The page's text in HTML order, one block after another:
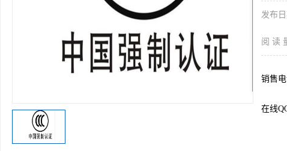
发布日
阅 读
销售电
在线